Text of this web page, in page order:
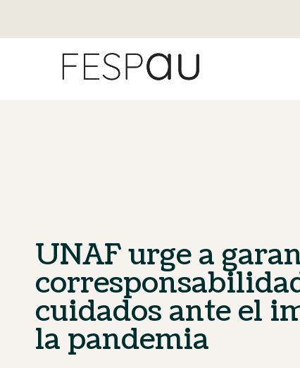
UNAF urge a
cuidados ante el
la pandemia